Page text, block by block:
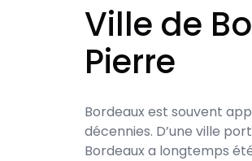
Ville de
Pierre
Bordeaux est souvent
décennies. D’une ville
Bordeaux a longtemps